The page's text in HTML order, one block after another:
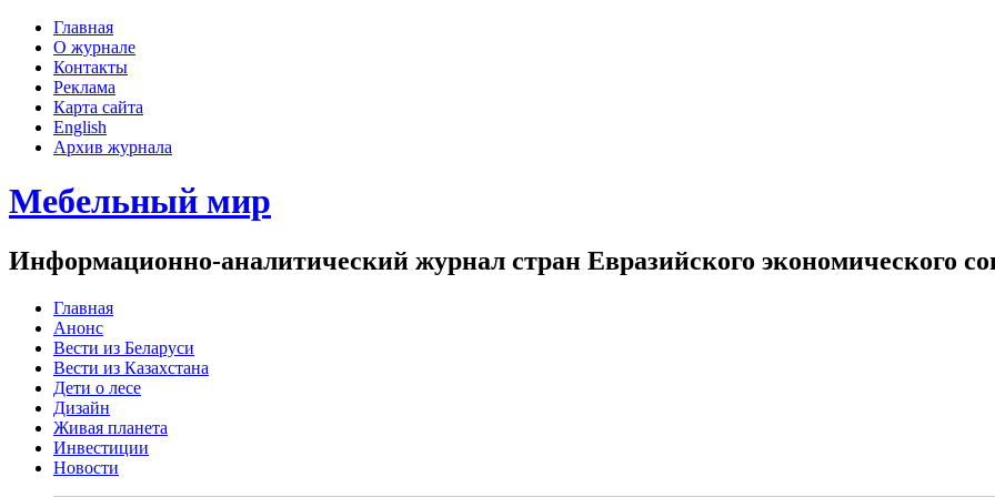
Главная
О журнале
Контакты
Реклама
Карта сайта
English
Архив журнала
Мебельный мир
Информационно-аналитический журнал стран Евразийского экономического
Главная
Анонс
Вести из Беларуси
Вести из Казахстана
Дети о лесе
Дизайн
Живая планета
Инвестиции
Новости